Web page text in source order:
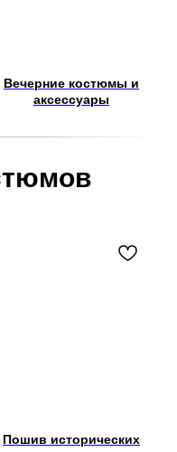
Вечерние костюмы и
аксессуары
Пошив исторических